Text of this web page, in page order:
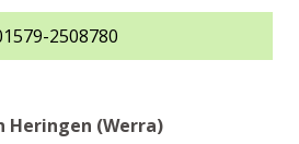
2508780
Heringen (Werra)